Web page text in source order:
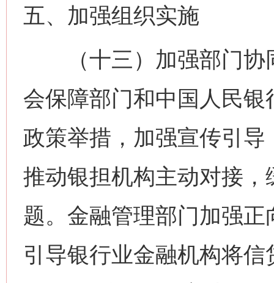
五、加强组织实施
（十三）加强部门协
会保障部门和中国人民
政策举措，加强宣传引
推动银担机构主动对接
题。金融管理部门加强
引导银行业金融机构将